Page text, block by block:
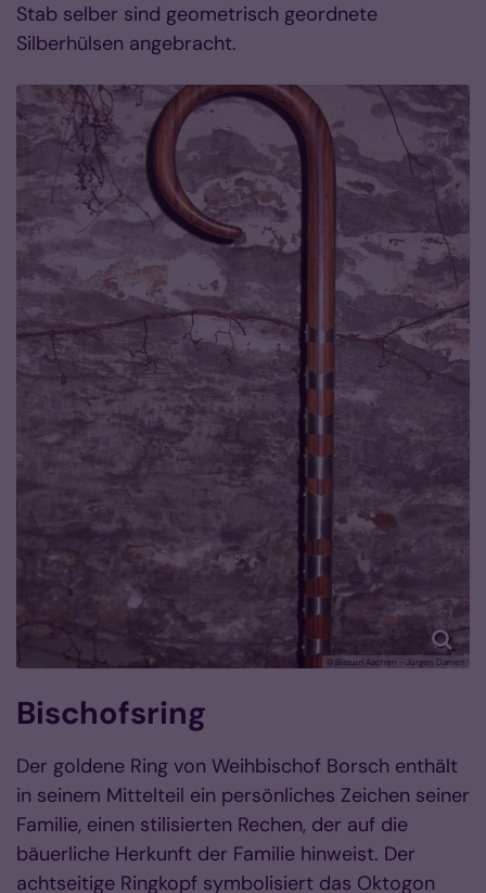
Stab selber sind geometrisch geordnete
Silberhülsen angebracht.
© Bistum Aachen - Jürgen Damen
Bischofsring
Der goldene Ring von Weihbischof Borsch enthält
in seinem Mittelteil ein persönliches Zeichen seiner
Familie, einen stilisierten Rechen, der auf die
bäuerliche Herkunft der Familie hinweist. Der
achtseitige Ringkopf symbolisiert das Oktogon